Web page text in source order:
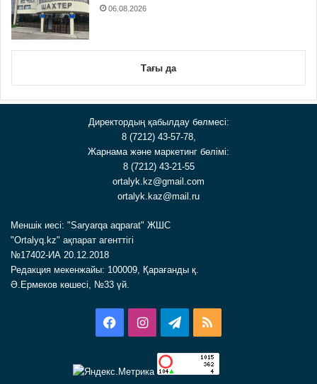
06.08.2026
Тағы да
Директордың қабылдау бөлмесі:
8 (7212) 43-57-78,
Жарнама және маркетинг бөлімі:
8 (7212) 43-21-55
ortalyk.kz@gmail.com
ortalyk.kaz@mail.ru
Меншік иесі: "Saryarqa aqparat" ЖШС
"Ortalyq.kz" ақпарат агенттігі
№17402-ИА 20.12.2018
Редакция мекенжайы: 100009, Қарағанды қ.
Ә.Ермеков көшесі, №33 үй.
FacebookInstagramTelegram